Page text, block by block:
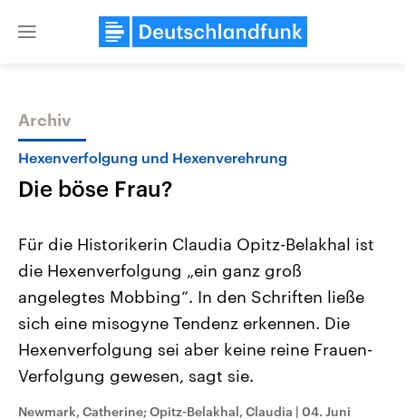
Close
Themen
Landtagswahl Sachsen-Anhalt
2026
Alle Informationen
Sachsen-Anhalt wählt am 6.
September 2026 einen neuen
Landtag. Seit 2021 wird das
Bundesland von einer Koalition aus
USA
Aktuelle Beiträge,
Hintergründe
Wirtschaftlich und
gehören die Vereinigten
mit großem Einfluss auf
Archiv
Hexenverfolgung und Hexenverehrung
Die böse Frau?
Für die Historikerin Claudia Opitz-Belakhal ist
die Hexenverfolgung „ein ganz groß
angelegtes Mobbing“. In den Schriften ließe
sich eine misogyne Tendenz erkennen. Die
Hexenverfolgung sei aber keine reine Frauen-
Verfolgung gewesen, sagt sie.
Newmark, Catherine; Opitz-Belakhal, Claudia | 04. Juni